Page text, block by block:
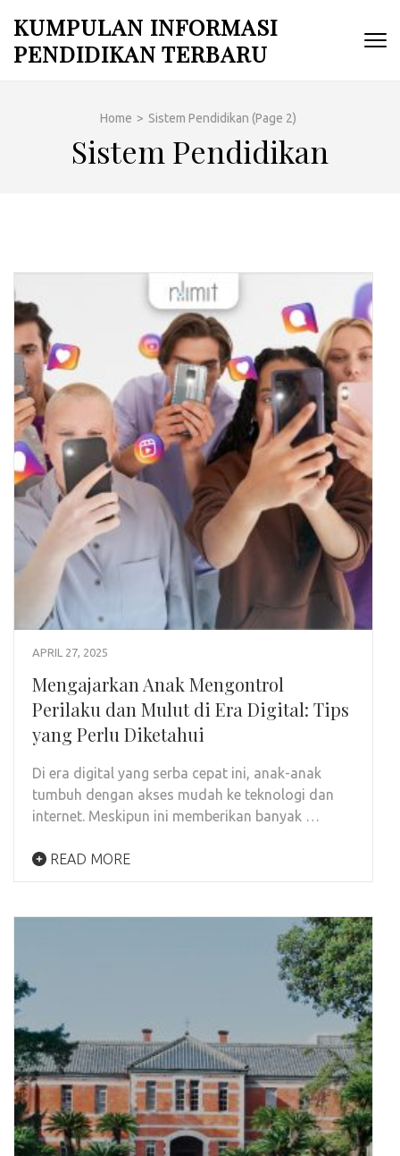
content
KUMPULAN INFORMASI
PENDIDIKAN TERBARU
Home > Sistem Pendidikan (Page 2)
Sistem Pendidikan
APRIL 27, 2025
Mengajarkan Anak Mengontrol
Perilaku dan Mulut di Era Digital: Tips
yang Perlu Diketahui
Di era digital yang serba cepat ini, anak-anak
tumbuh dengan akses mudah ke teknologi dan
internet. Meskipun ini memberikan banyak …
READ MORE